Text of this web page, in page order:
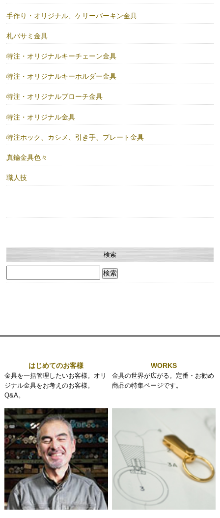
手作り・オリジナル、ケリーバーキン金具
札バサミ金具
特注・オリジナルキーチェーン金具
特注・オリジナルキーホルダー金具
特注・オリジナルブローチ金具
特注・オリジナル金具
特注ホック、カシメ、引き手、プレート金具
真鍮金具色々
職人技
検索
索:
はじめてのお客様
金具を一括管理したいお客様。オリ
ジナル金具をお考えのお客様。
Q&A。
WORKS
金具の世界が広がる。定番・お勧め
商品の特集ページです。